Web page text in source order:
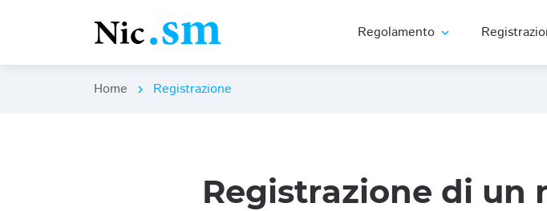
Regolamento expand_more
Home chevron_right Registrazione
Registrazione di un